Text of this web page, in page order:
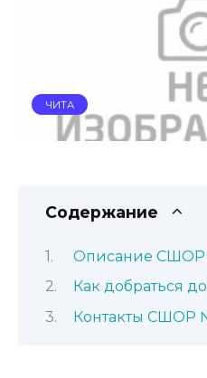
ЧИТА
Содержание
Описание
Как добраться
Контакты СШОР